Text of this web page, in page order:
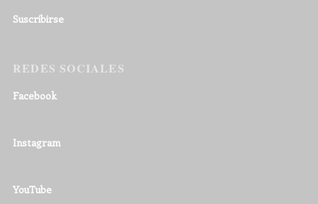
Suscribirse
REDES SOCIALES
Facebook
Instagram
YouTube